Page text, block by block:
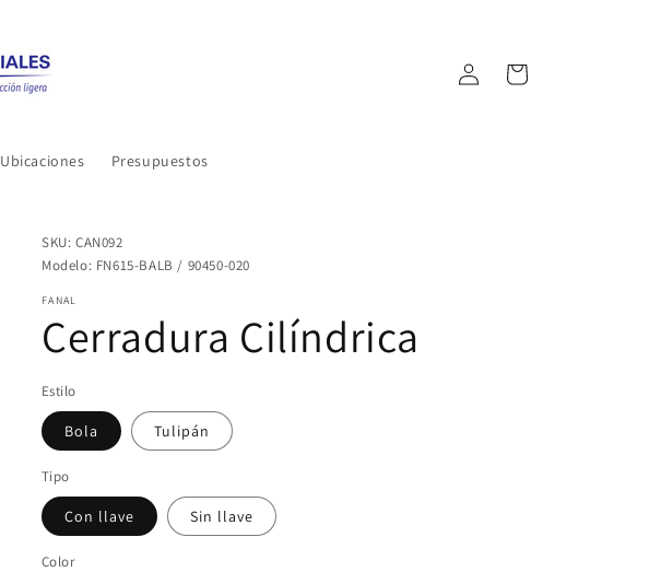
Ubicaciones Presupuestos
sesión
Carrito
SKU: CAN092
Modelo: FN615-BALB / 90450-020
FANAL
Cerradura Cilíndrica
Estilo
Bola Tulipán
Tipo
Con llave Sin llave
Color